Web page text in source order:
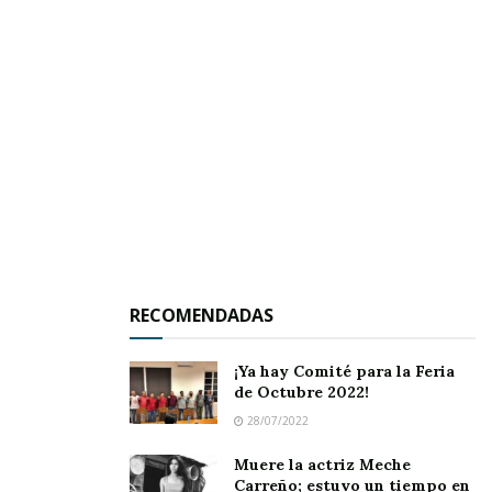
comunitario y la convivencia entre todos los
RECOMENDADAS
¡Ya hay Comité para la Feria
de Octubre 2022!
28/07/2022
Muere la actriz Meche
Carreño; estuvo un tiempo en